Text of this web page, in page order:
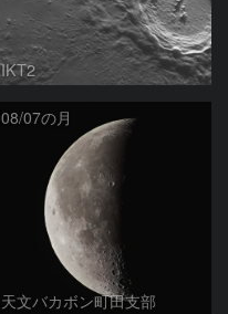
IKT2
08/07の月
天文バカボン町田支部